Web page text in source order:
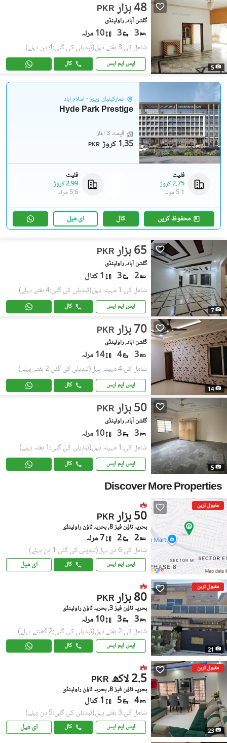
5
PKR 48 ہزار
گلشن آباد, راولپنڈی
3
3 10 مرلہ
شامل کی:3 ہفتے پہل (تبدیلی کی گئی:4 دن پہلے)
ایس ایم ایس کال
عمارکینیان ویوز - اسلام آباد
Hyde Park Prestige
قیمت کا آغاز
PKR 1.35 کروڑ
فلیٹ
2.75 کروڑ
5.1 مرلہ
فلیٹ
2.99 کروڑ
5.6 مرلہ
محفوظ کریں کال ای میل
7
PKR 65 ہزار
گلشن آباد, راولپنڈی
2
3 1 کنال
شامل کی:1 مہینہ پہل (تبدیلی کی گئی:4 ہفتے پہلے)
ایس ایم ایس کال
14
PKR 70 ہزار
گلشن آباد, راولپنڈی
3
4 14 مرلہ
شامل کی:4 مہینے پہل (تبدیلی کی گئی:2 ہفتے پہلے)
ایس ایم ایس کال
5
PKR 50 ہزار
گلشن آباد, راولپنڈی
3
3 10 مرلہ
شامل کی:1 مہینہ پہل (تبدیلی کی گئی:1 ہفتہ پہلے)
ایس ایم ایس کال
Discover More Properties
مقبول ترین
PKR 50 ہزار
بحریہ ٹاؤن فیز 8, بحریہ ٹاؤن راولپنڈی
2
2 7 مرلہ
شامل کی:6 دن پہل (تبدیلی کی گئی:1 دن پہلے)
ایس ایم ایس کال ای میل
مقبول ترین
21
PKR 80 ہزار
بحریہ ٹاؤن فیز 3, بحریہ ٹاؤن راولپنڈی
3
3 10 مرلہ
شامل کی:2 ہفتے پہل (تبدیلی کی گئی:2 گھنٹے پہلے)
ایس ایم ایس کال
مقبول ترین
23
PKR 2.5 لاکھ
بحریہ ٹاؤن فیز 8, بحریہ ٹاؤن راولپنڈی
4
5 1 کنال
شامل کی:3 ہفتے پہل (تبدیلی کی گئی:5 دن پہلے)
ایس ایم ایس کال ای میل